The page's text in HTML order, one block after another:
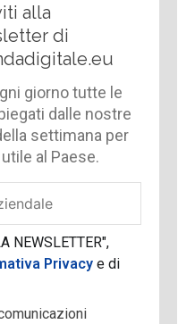
alla
di
giorno tutte le
dalle nostre
settimana per
al Paese.
NEWSLETTER",
Privacy e di